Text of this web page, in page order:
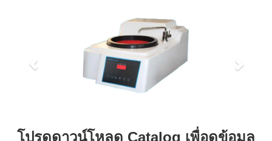
โปรดดาวน์โหลด Catalog เพื่อดูข้อมูล